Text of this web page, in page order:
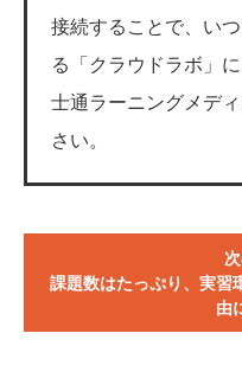
接続することで、い
る「クラウドラボ」
士通ラーニングメデ
さい。
課題数はたっぷり、実習
由